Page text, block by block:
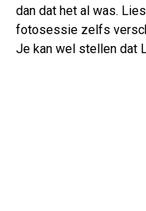
dan dat het al was.
fotosessie zelfs
Je kan wel stellen dat